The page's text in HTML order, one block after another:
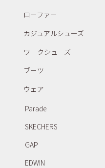
ローファー
カジュアルシューズ
ワークシューズ
ブーツ
ウェア
Parade
SKECHERS
GAP
EDWIN